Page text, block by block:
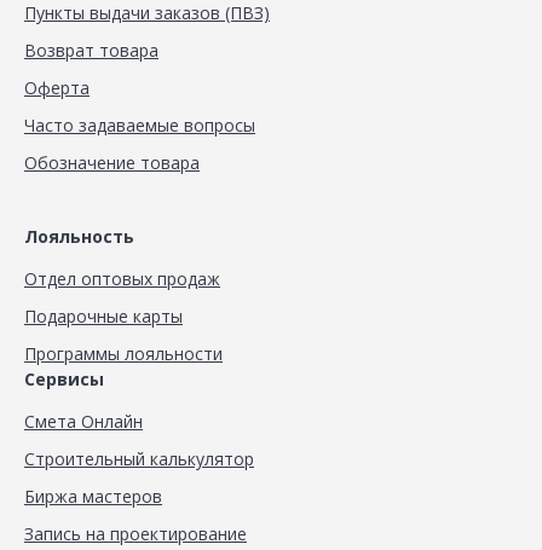
Пункты выдачи заказов (ПВЗ)
Возврат товара
Оферта
Часто задаваемые вопросы
Обозначение товара
Лояльность
Отдел оптовых продаж
Подарочные карты
Программы лояльности
Сервисы
Смета Онлайн
Строительный калькулятор
Биржа мастеров
Запись на проектирование